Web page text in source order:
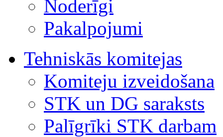
Noderīgi
Pakalpojumi
Tehniskās komitejas
Komiteju izveidošana
STK un DG saraksts
Palīgrīki STK darbam